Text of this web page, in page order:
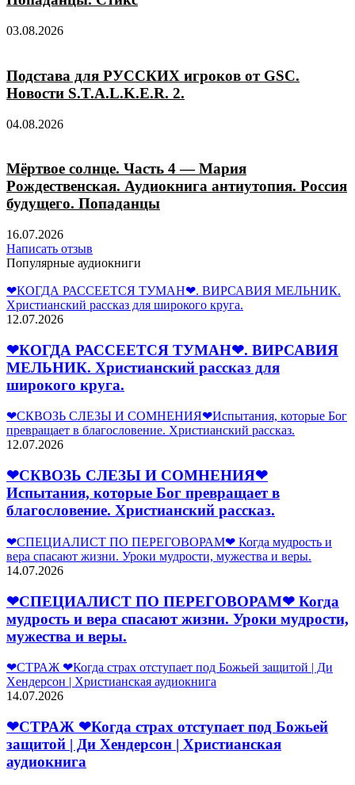
03.08.2026
Подстава для РУССКИХ игроков от GSC.
Новости S.T.A.L.K.E.R. 2.
04.08.2026
Мёртвое солнце. Часть 4 — Мария
Рождественская. Аудиокнига антиутопия. Россия
будущего. Попаданцы
16.07.2026
Написать отзыв
Популярные аудиокниги
❤КОГДА РАССЕЕТСЯ ТУМАН❤. ВИРСАВИЯ МЕЛЬНИК.
Христианский рассказ для широкого круга.
12.07.2026
❤КОГДА РАССЕЕТСЯ ТУМАН❤. ВИРСАВИЯ
МЕЛЬНИК. Христианский рассказ для
широкого круга.
❤СКВОЗЬ СЛЕЗЫ И СОМНЕНИЯ❤Испытания, которые Бог
превращает в благословение. Христианский рассказ.
12.07.2026
❤СКВОЗЬ СЛЕЗЫ И СОМНЕНИЯ❤
Испытания, которые Бог превращает в
благословение. Христианский рассказ.
❤СПЕЦИАЛИСТ ПО ПЕРЕГОВОРАМ❤ Когда мудрость и
вера спасают жизни. Уроки мудрости, мужества и веры.
14.07.2026
❤СПЕЦИАЛИСТ ПО ПЕРЕГОВОРАМ❤ Когда
мудрость и вера спасают жизни. Уроки мудрости,
мужества и веры.
❤СТРАЖ ❤Когда страх отступает под Божьей защитой | Ди
Хендерсон | Христианская аудиокнига
14.07.2026
❤СТРАЖ ❤Когда страх отступает под Божьей
защитой | Ди Хендерсон | Христианская
аудиокнига